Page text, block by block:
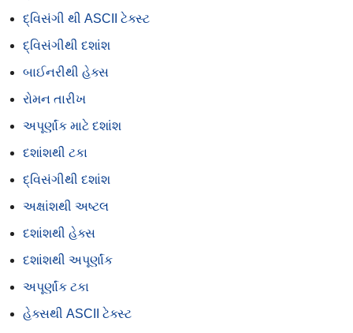
દ્વિસંગી થી ASCII ટેક્સ્ટ
દ્વિસંગીથી દશાંશ
બાઈનરીથી હેક્સ
રોમન તારીખ
અપૂર્ણાંક માટે દશાંશ
દશાંશથી ટકા
દ્વિસંગીથી દશાંશ
અક્ષાંશથી અષ્ટલ
દશાંશથી હેક્સ
દશાંશથી અપૂર્ણાંક
અપૂર્ણાંક ટકા
હેક્સથી ASCII ટેક્સ્ટ